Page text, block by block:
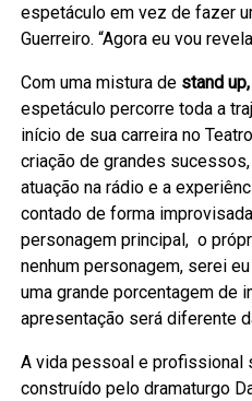
espetáculo em vez de fazer
Guerreiro. “Agora eu vou
Com uma mistura de stand
espetáculo percorre toda a
início de sua carreira no
criação de grandes
atuação na rádio e a
contado de forma
personagem principal, o
nenhum personagem, serei
uma grande porcentagem de
apresentação será diferente
A vida pessoal e profissional
construído pelo dramaturgo